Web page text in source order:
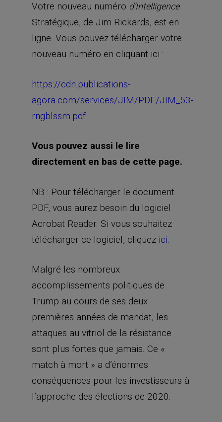
Votre nouveau numéro d’Intelligence
Stratégique, de Jim Rickards, est en
ligne. Vous pouvez télécharger votre
nouveau numéro en cliquant ici :
https://cdn.publications-
agora.com/services/JIM/PDF/JIM_53-
rngblssm.pdf
Vous pouvez aussi le lire
directement en bas de cette page.
NB : Pour télécharger le document
PDF, vous aurez besoin du logiciel
Acrobat Reader. Si vous souhaitez
télécharger ce logiciel, cliquez ici
Malgré les nombreux
accomplissements politiques de
Trump au cours de ses deux
premières années de mandat, les
attaques au vitriol de la résistance
sont plus fortes que jamais. Ce «
match à mort » a d’énormes
conséquences pour les investisseurs à
l’approche des élections de 2020.